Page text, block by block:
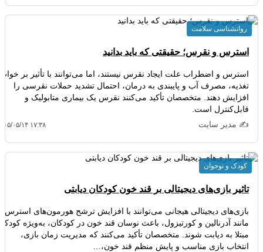
استرس و نقرس؛ حقیقتی که باید بدانید
استرس و اضطراب علت ایجاد نقرس نیستند، اما می‌توانند با تأثیر بر
تغذیه، مصرف آب و پایبندی به درمان، احتمال تشدید حملات نقرسی را
افزایش دهند. متخصصان تأکید می‌کنند نقرس یک بیماری متابولیک و
قابل‌کنترل است.
✍️ مدیر سایت ۱۴۰۵/۰۵/۱۴
روانشناسی سلامت
تاثیر بازی‌های دیجیتالی بر قند خون کودکان دیابتی
بازی‌های دیجیتالی هیجانی می‌توانند با افزایش ترشح هورمون‌های استرس
مانند آدرنالین و کورتیزول، باعث نوسان قند خون در کودکان، به‌ویژه
مبتلا به دیابت شوند. متخصصان تأکید می‌کنند که مدیریت زمان بازی،
انتخاب بازی مناسب و پایش منظم قند خون،…
کودک و نوجوان